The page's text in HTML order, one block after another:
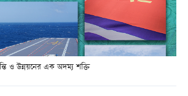
ও উন্নয়নের এক অদম্য শক্তি